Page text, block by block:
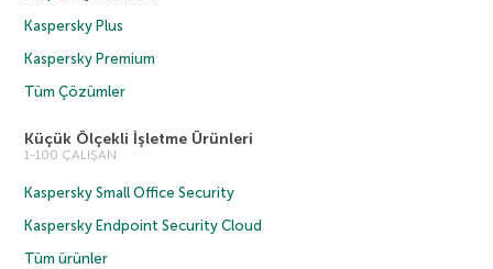
Kaspersky Plus
Kaspersky Premium
Tüm Çözümler
Küçük Ölçekli İşletme Ürünleri
1-100 ÇALIŞAN
Kaspersky Small Office Security
Kaspersky Endpoint Security Cloud
Tüm ürünler